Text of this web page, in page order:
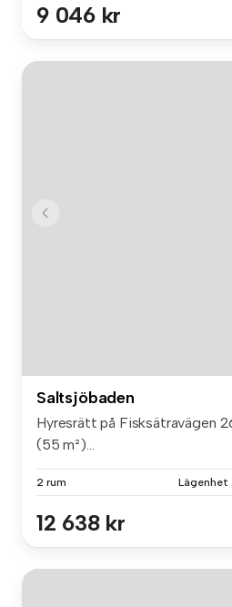
9 046 kr
Saltsjöbaden
Hyresrätt på Fisksätravägen
(55 m²)...
2 rum Lägenhet
12 638 kr